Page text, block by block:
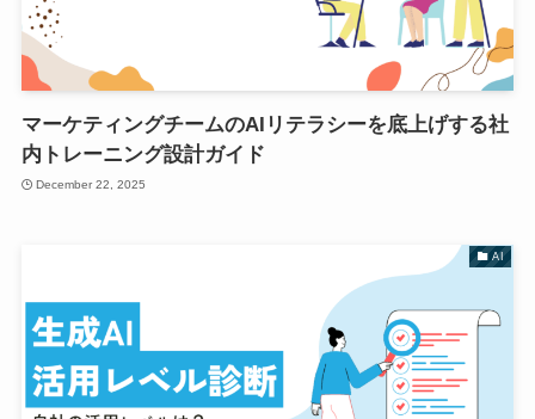
マーケティングチームのAIリテラシーを底上げする社
内トレーニング設計ガイド
December 22, 2025
AI